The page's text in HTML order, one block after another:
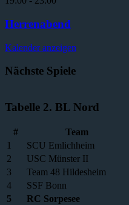
Herrenabend
Kalender anzeigen
Nächste Spiele
Tabelle 2. BL Nord
# Team
1
SCU Emlichheim
2
USC Münster II
3
Team 48 Hildesheim
4
SSF Bonn
5
RC Sorpesee